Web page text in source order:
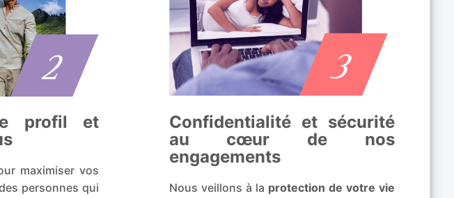
profil et
maximiser vos
personnes qui
Confidentialité et sécurité
au cœur de nos
engagements
Nous veillons à la protection de votre vie